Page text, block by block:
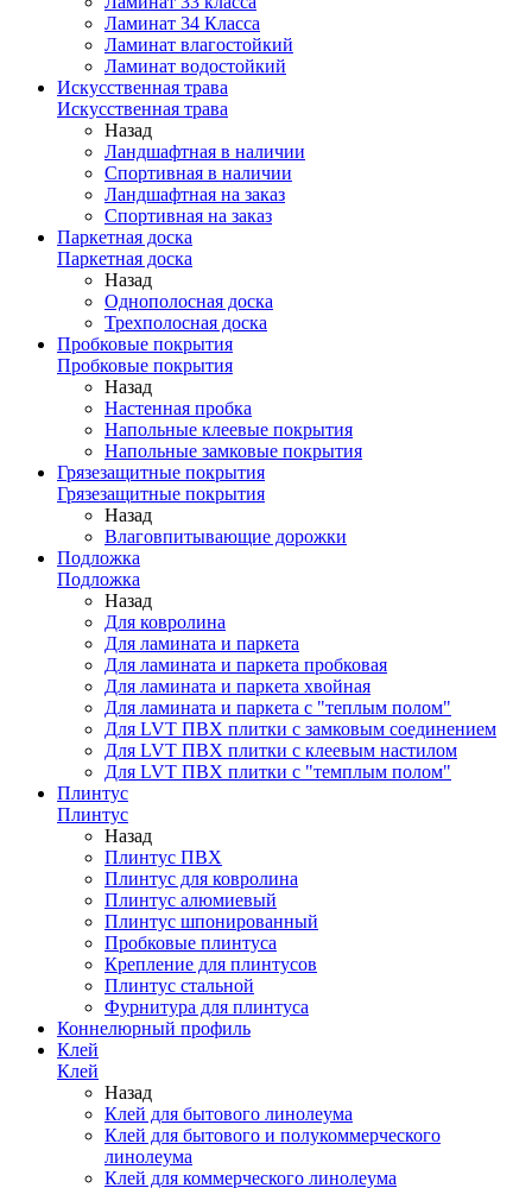
Ламинат 34 Класса
Ламинат влагостойкий
Ламинат водостойкий
Искусственная трава
Искусственная трава
Назад
Ландшафтная в наличии
Спортивная в наличии
Ландшафтная на заказ
Спортивная на заказ
Паркетная доска
Паркетная доска
Назад
Однополосная доска
Трехполосная доска
Пробковые покрытия
Пробковые покрытия
Назад
Настенная пробка
Напольные клеевые покрытия
Напольные замковые покрытия
Грязезащитные покрытия
Грязезащитные покрытия
Назад
Влаговпитывающие дорожки
Подложка
Подложка
Назад
Для ковролина
Для ламината и паркета
Для ламината и паркета пробковая
Для ламината и паркета хвойная
Для ламината и паркета с "теплым полом"
Для LVT ПВХ плитки с замковым соединением
Для LVT ПВХ плитки с клеевым настилом
Для LVT ПВХ плитки с "темплым полом"
Плинтус
Плинтус
Назад
Плинтус ПВХ
Плинтус для ковролина
Плинтус алюмиевый
Плинтус шпонированный
Пробковые плинтуса
Крепление для плинтусов
Плинтус стальной
Фурнитура для плинтуса
Коннелюрный профиль
Клей
Клей
Назад
Клей для бытового линолеума
Клей для бытового и полукоммерческого
линолеума
Клей для коммерческого линолеума